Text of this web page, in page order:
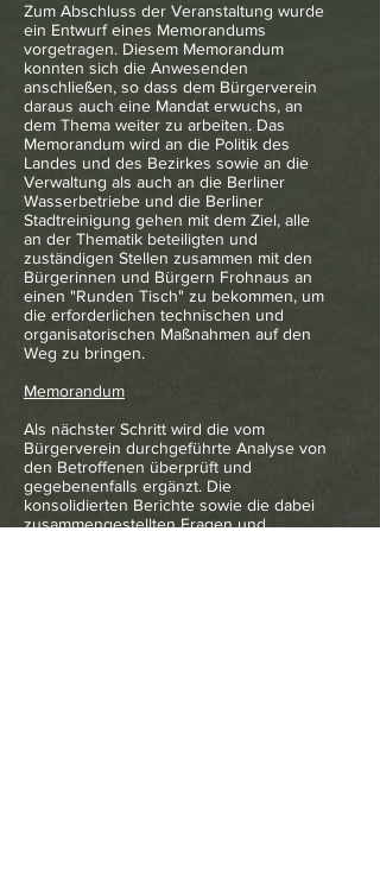
Zum Abschluss der Veranstaltung wurde
ein Entwurf eines Memorandums
vorgetragen. Diesem Memorandum
konnten sich die Anwesenden
anschließen, so dass dem Bürgerverein
daraus auch eine Mandat erwuchs, an
dem Thema weiter zu arbeiten. Das
Memorandum wird an die Politik des
Landes und des Bezirkes sowie an die
Verwaltung als auch an die Berliner
Wasserbetriebe und die Berliner
Stadtreinigung gehen mit dem Ziel, alle
an der Thematik beteiligten und
zuständigen Stellen zusammen mit den
Bürgerinnen und Bürgern Frohnaus an
einen "Runden Tisch" zu bekommen, um
die erforderlichen technischen und
organisatorischen Maßnahmen auf den
Weg zu bringen.
Memorandum
Als nächster Schritt wird die vom
Bürgerverein durchgeführte Analyse von
den Betroffenen überprüft und
gegebenenfalls ergänzt. Die
konsolidierten Berichte sowie die dabei
zusammengestellten Fragen und